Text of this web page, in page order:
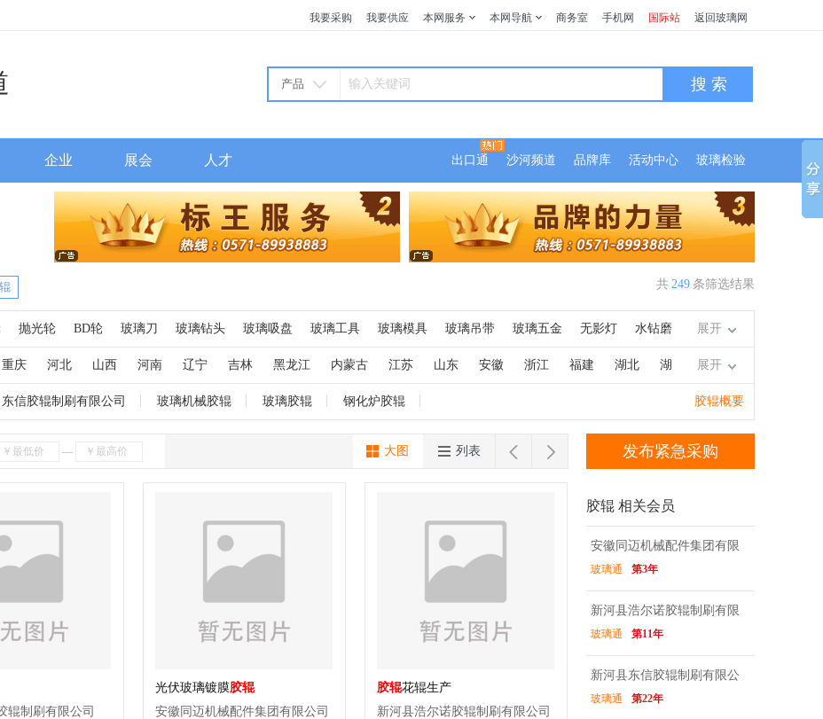
我要采购 我要供应 本网服务 本网导航 商务室 手机网 国际站 返回玻璃网
产品 搜 索
企业 展会 人才 出口通 沙河频道 品牌库 活动中心 玻璃检验
共 249 条筛选结果
抛光轮 BD轮 玻璃刀 玻璃钻头 玻璃吸盘 玻璃工具 玻璃模具 玻璃吊带 玻璃五金 无影灯 水钻磨
嘴轮 吸盘 金属网带 硅碳棒 高温轴承 石墨 毛刷 玻璃护角 铝隔条 毛刷辊 切割刀轮 磨边机压板
网版 电机 除尘器 搬运设备 配件玻璃 工具磨轮 切割台
展开
重庆 河北 山西 河南 辽宁 吉林 黑龙江 内蒙古 江苏 山东 安徽 浙江 福建 湖北 湖
海南 贵州 云南 西藏 陕西 甘肃 青海 宁夏 新疆
展开
东信胶辊制刷有限公司 玻璃机械胶辊 玻璃胶辊 钢化炉胶辊 胶辊概要
—  
大图 列表
辊制刷有限公司
光伏玻璃镀膜胶辊
安徽同迈机械配件集团有限公司
胶辊花辊生产
新河县浩尔诺胶辊制刷有限公司
发布紧急采购
胶辊 相关会员
安徽同迈机械配件集团有限
公司
玻璃通 第3年
新河县浩尔诺胶辊制刷有限
公司
玻璃通 第11年
新河县东信胶辊制刷有限公
司
玻璃通 第22年